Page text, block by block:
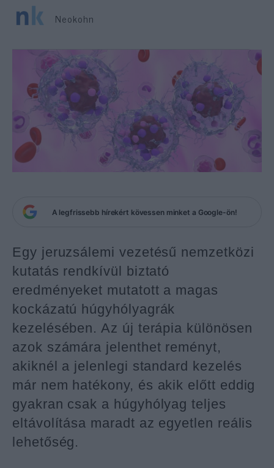
Neokohn
A legfrissebb hírekért kövessen minket a Google-ön!
Egy jeruzsálemi vezetésű nemzetközi
kutatás rendkívül biztató
eredményeket mutatott a magas
kockázatú húgyhólyagrák
kezelésében. Az új terápia különösen
azok számára jelenthet reményt,
akiknél a jelenlegi standard kezelés
már nem hatékony, és akik előtt eddig
gyakran csak a húgyhólyag teljes
eltávolítása maradt az egyetlen reális
lehetőség.